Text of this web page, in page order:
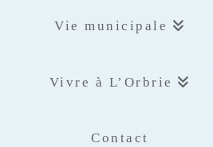
Vie municipale
Vivre à L’Orbrie
Contact